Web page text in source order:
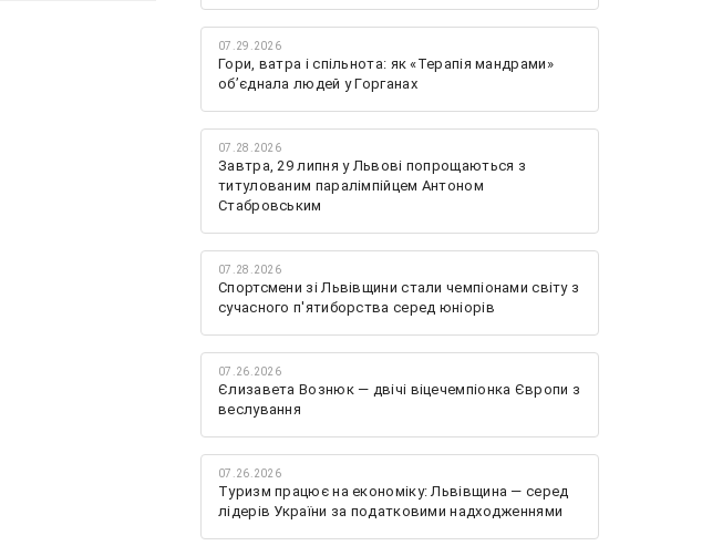
07.29.2026
Гори, ватра і спільнота: як «Терапія мандрами»
об’єднала людей у Горганах
07.28.2026
Завтра, 29 липня у Львові попрощаються з
титулованим паралімпійцем Антоном
Стабровським
07.28.2026
Спортсмени зі Львівщини стали чемпіонами світу з
сучасного п'ятиборства серед юніорів
07.26.2026
Єлизавета Вознюк — двічі віцечемпіонка Європи з
веслування
07.26.2026
Туризм працює на економіку: Львівщина — серед
лідерів України за податковими надходженнями